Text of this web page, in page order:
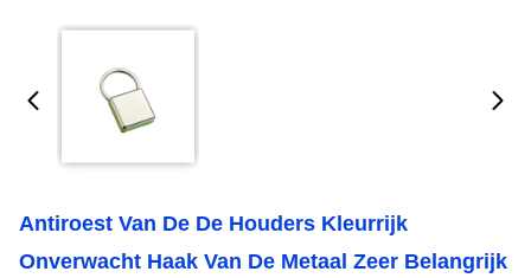
Antiroest Van De De Houders Kleurrijk
Onverwacht Haak Van De Metaal Zeer Belangrijk